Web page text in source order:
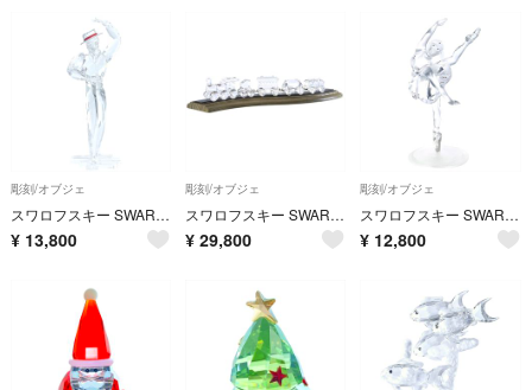
彫刻/オブジェ
スワロフスキー SWAROVSKI アントニオ タイトルプレート付き オブジェ 置物 クリア マルティン・ツェンドロン 2003年 SCS会員限定品 フィギュア【中古】
¥ 13,800
彫刻/オブジェ
スワロフスキー SWAROVSKI 汽車セット オブジェ 置物 24cm クリア 5両 機関車 レール付き【中古】
¥ 29,800
彫刻/オブジェ
スワロフスキー SWAROVSKI バレリーナ オブジェ 置物 クリア【中古】
¥ 12,800